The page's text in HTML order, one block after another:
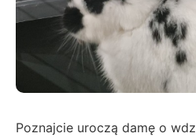
Poznajcie uroczą damę o